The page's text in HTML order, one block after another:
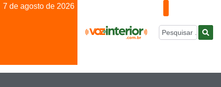
7 de agosto de 2026